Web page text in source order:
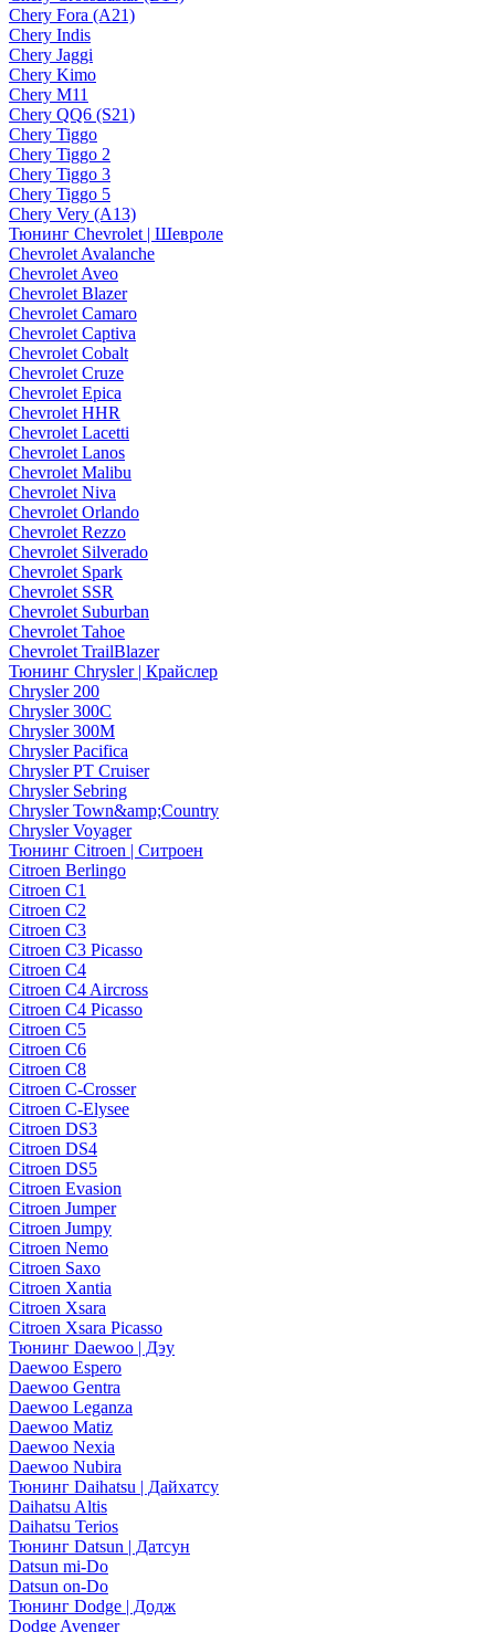
Chery Fora (A21)
Chery Indis
Chery Jaggi
Chery Kimo
Chery M11
Chery QQ6 (S21)
Chery Tiggo
Chery Tiggo 2
Chery Tiggo 3
Chery Tiggo 5
Chery Very (A13)
Тюнинг Chevrolet | Шевроле
Chevrolet Avalanche
Chevrolet Aveo
Chevrolet Blazer
Chevrolet Camaro
Chevrolet Captiva
Chevrolet Cobalt
Chevrolet Cruze
Chevrolet Epica
Chevrolet HHR
Chevrolet Lacetti
Chevrolet Lanos
Chevrolet Malibu
Chevrolet Niva
Chevrolet Orlando
Chevrolet Rezzo
Chevrolet Silverado
Chevrolet Spark
Chevrolet SSR
Chevrolet Suburban
Chevrolet Tahoe
Chevrolet TrailBlazer
Тюнинг Chrysler | Крайслер
Chrysler 200
Chrysler 300C
Chrysler 300M
Chrysler Pacifica
Chrysler PT Cruiser
Chrysler Sebring
Chrysler Town&amp;Country
Chrysler Voyager
Тюнинг Citroen | Ситроен
Citroen Berlingo
Citroen C1
Citroen C2
Citroen C3
Citroen C3 Picasso
Citroen C4
Citroen C4 Aircross
Citroen C4 Picasso
Citroen C5
Citroen C6
Citroen C8
Citroen C-Crosser
Citroen C-Elysee
Citroen DS3
Citroen DS4
Citroen DS5
Citroen Evasion
Citroen Jumper
Citroen Jumpy
Citroen Nemo
Citroen Saxo
Citroen Xantia
Citroen Xsara
Citroen Xsara Picasso
Тюнинг Daewoo | Дэу
Daewoo Espero
Daewoo Gentra
Daewoo Leganza
Daewoo Matiz
Daewoo Nexia
Daewoo Nubira
Тюнинг Daihatsu | Дайхатсу
Daihatsu Altis
Daihatsu Terios
Тюнинг Datsun | Датсун
Datsun mi-Do
Datsun on-Do
Тюнинг Dodge | Додж
Dodge Avenger